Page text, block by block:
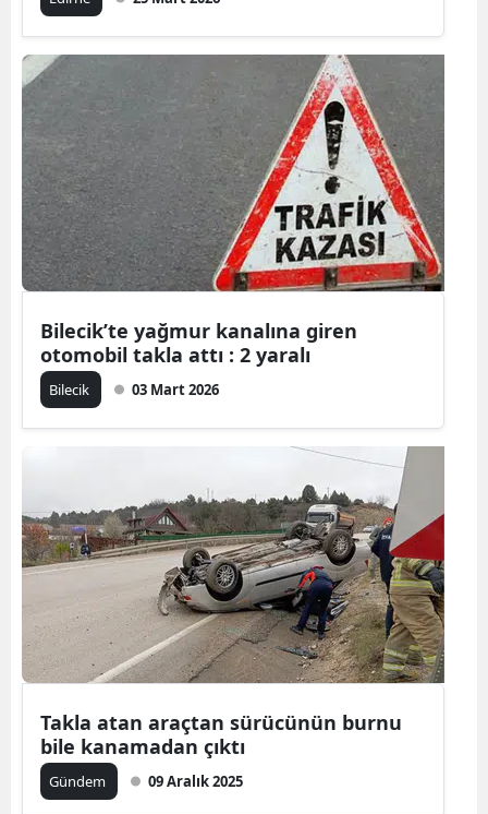
Samsun
Siirt
Sinop
Sivas
Tekirdağ
Tokat
Van
Yozgat
Zonguldak
Aksaray
Bayburt
Bilecik’te yağmur kanalına giren
otomobil takla attı : 2 yaralı
Bilecik 03 Mart 2026
Takla atan araçtan sürücünün burnu
bile kanamadan çıktı
Gündem 09 Aralık 2025